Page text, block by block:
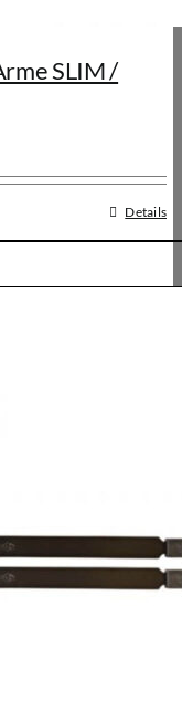
SLIM /
Details